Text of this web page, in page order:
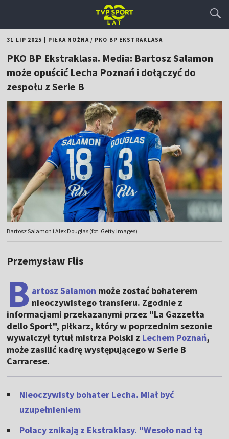
31 LIP 2025 PIŁKA NOŻNA/ PKO BP EKSTRAKLASA
PKO BP Ekstraklasa. Media: Bartosz Salamon
może opuścić Lecha Poznań i dołączyć do
zespołu z Serie B
Bartosz Salamon i Alex Douglas (fot. Getty Images)
Przemysław Flis
B artosz Salamon może zostać bohaterem
nieoczywistego transferu. Zgodnie z
informacjami przekazanymi przez "La Gazzetta
dello Sport", piłkarz, który w poprzednim sezonie
wywalczył tytuł mistrza Polski z Lechem Poznań,
może zasilić kadrę występującego w Serie B
Carrarese.
Nieoczywisty bohater Lecha. Miał być
uzupełnieniem
Polacy znikają z Ekstraklasy. "Wesoło nad tą